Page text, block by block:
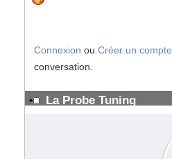
Connexion ou Créer un compte
conversation.
La Probe Tuning